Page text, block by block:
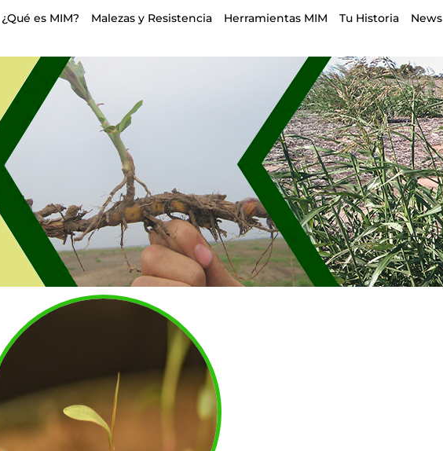
¿Qué es MIM? Malezas y Resistencia Herramientas MIM Tu Historia News